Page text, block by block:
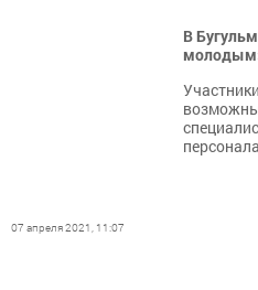
В
07 апреля 2021, 11:07